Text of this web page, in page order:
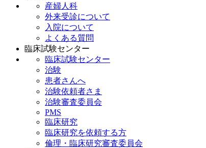
産婦人科
外来受診について
入院について
よくある質問
臨床試験センター
臨床試験センター
治験
患者さんへ
治験依頼者さま
治験審査委員会
PMS
臨床研究
臨床研究を依頼する方
倫理・臨床研究審査委員会